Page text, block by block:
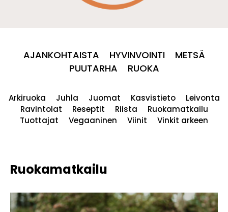
AJANKOHTAISTA HYVINVOINTI
METSÄ
PUUTARHA
RUOKA
Arkiruoka Juhla Juomat Kasvistieto
Leivonta
Ravintolat
Reseptit Riista
Ruokamatkailu
Tuottajat
Vegaaninen Viinit Vinkit arkeen
Ruokamatkailu